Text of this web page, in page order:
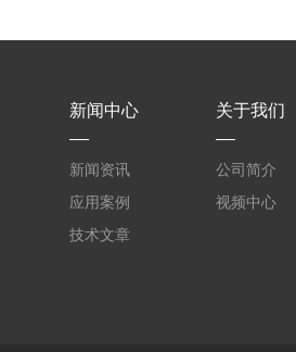
新闻中心
新闻资讯
应用案例
技术文章
关于我们
公司简介
视频中心